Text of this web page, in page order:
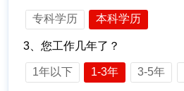
专科学历 本科学历
3、您工作几年了？
1年以下 1-3年 3-5年